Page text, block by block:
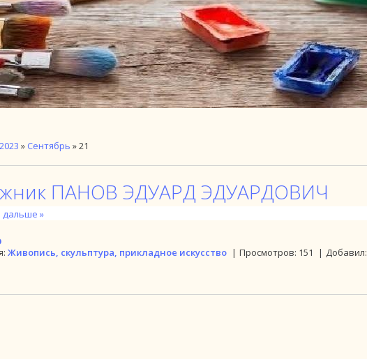
2023 » Сентябрь »21
ПАНОВ ЭДУАРД ЭДУАРДОВИЧ
дальше »
Живопись, скульптура, прикладное искусство | Просмотров: 151 | Добавил: